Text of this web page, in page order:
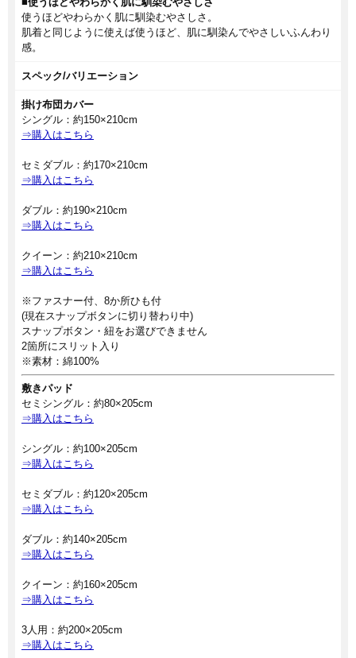
使うほどやわらかく肌に馴染むやさしさ。
肌着と同じように使えば使うほど、肌に馴染んでやさしいふんわり
感。
スペック/バリエーション
掛け布団カバー
シングル：約150×210cm
⇒購入はこちら
セミダブル：約170×210cm
⇒購入はこちら
ダブル：約190×210cm
⇒購入はこちら
クイーン：約210×210cm
⇒購入はこちら
※ファスナー付、8か所ひも付
(現在スナップボタンに切り替わり中)
スナップボタン・紐をお選びできません
2箇所にスリット入り
※素材：綿100%
敷きパッド
セミシングル：約80×205cm
⇒購入はこちら
シングル：約100×205cm
⇒購入はこちら
セミダブル：約120×205cm
⇒購入はこちら
ダブル：約140×205cm
⇒購入はこちら
クイーン：約160×205cm
⇒購入はこちら
3人用：約200×205cm
⇒購入はこちら